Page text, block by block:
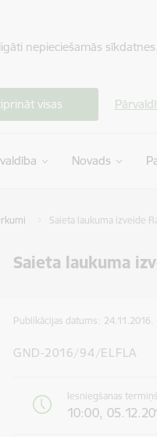
nepieciešamās
visas
Novads
Saieta laukuma izveide
Saieta laukuma
Publikācijas datums: 24.11.2016.
GND-2016/94/ELFLA
Iesniegšanas termiņš
10:00,